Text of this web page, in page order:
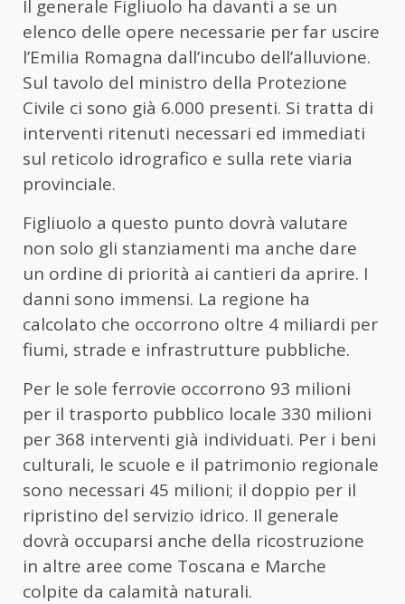
Il generale Figliuolo ha davanti a se un
elenco delle opere necessarie per far uscire
l’Emilia Romagna dall’incubo dell’alluvione.
Sul tavolo del ministro della Protezione
Civile ci sono già 6.000 presenti. Si tratta di
interventi ritenuti necessari ed immediati
sul reticolo idrografico e sulla rete viaria
provinciale.
Figliuolo a questo punto dovrà valutare
non solo gli stanziamenti ma anche dare
un ordine di priorità ai cantieri da aprire. I
danni sono immensi. La regione ha
calcolato che occorrono oltre 4 miliardi per
fiumi, strade e infrastrutture pubbliche.
Per le sole ferrovie occorrono 93 milioni
per il trasporto pubblico locale 330 milioni
per 368 interventi già individuati. Per i beni
culturali, le scuole e il patrimonio regionale
sono necessari 45 milioni; il doppio per il
ripristino del servizio idrico. Il generale
dovrà occuparsi anche della ricostruzione
in altre aree come Toscana e Marche
colpite da calamità naturali.